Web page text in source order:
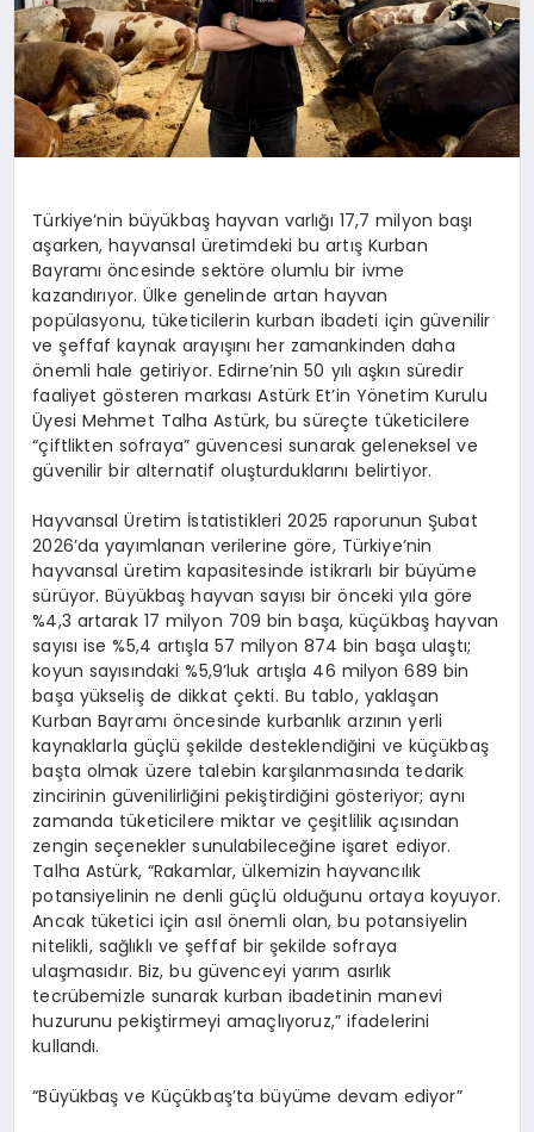
Türkiye’nin büyükbaş hayvan varlığı 17,7 milyon başı
aşarken, hayvansal üretimdeki bu artış Kurban
Bayramı öncesinde sektöre olumlu bir ivme
kazandırıyor. Ülke genelinde artan hayvan
popülasyonu, tüketicilerin kurban ibadeti için güvenilir
ve şeffaf kaynak arayışını her zamankinden daha
önemli hale getiriyor. Edirne’nin 50 yılı aşkın süredir
faaliyet gösteren markası Astürk Et’in Yönetim Kurulu
Üyesi Mehmet Talha Astürk, bu süreçte tüketicilere
“çiftlikten sofraya” güvencesi sunarak geleneksel ve
güvenilir bir alternatif oluşturduklarını belirtiyor.
Hayvansal Üretim İstatistikleri 2025 raporunun Şubat
2026’da yayımlanan verilerine göre, Türkiye’nin
hayvansal üretim kapasitesinde istikrarlı bir büyüme
sürüyor. Büyükbaş hayvan sayısı bir önceki yıla göre
%4,3 artarak 17 milyon 709 bin başa, küçükbaş hayvan
sayısı ise %5,4 artışla 57 milyon 874 bin başa ulaştı;
koyun sayısındaki %5,9’luk artışla 46 milyon 689 bin
başa yükseliş de dikkat çekti. Bu tablo, yaklaşan
Kurban Bayramı öncesinde kurbanlık arzının yerli
kaynaklarla güçlü şekilde desteklendiğini ve küçükbaş
başta olmak üzere talebin karşılanmasında tedarik
zincirinin güvenilirliğini pekiştirdiğini gösteriyor; aynı
zamanda tüketicilere miktar ve çeşitlilik açısından
zengin seçenekler sunulabileceğine işaret ediyor.
Talha Astürk, “Rakamlar, ülkemizin hayvancılık
potansiyelinin ne denli güçlü olduğunu ortaya koyuyor.
Ancak tüketici için asıl önemli olan, bu potansiyelin
nitelikli, sağlıklı ve şeffaf bir şekilde sofraya
ulaşmasıdır. Biz, bu güvenceyi yarım asırlık
tecrübemizle sunarak kurban ibadetinin manevi
huzurunu pekiştirmeyi amaçlıyoruz,” ifadelerini
kullandı.
“Büyükbaş ve Küçükbaş’ta büyüme devam ediyor”